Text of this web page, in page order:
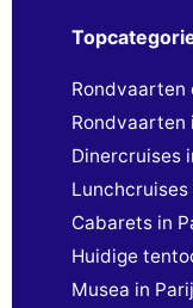
Rondvaarten
Rondvaarten
Dinercruises
Lunchcruises
Cabarets in
Huidige
Musea in